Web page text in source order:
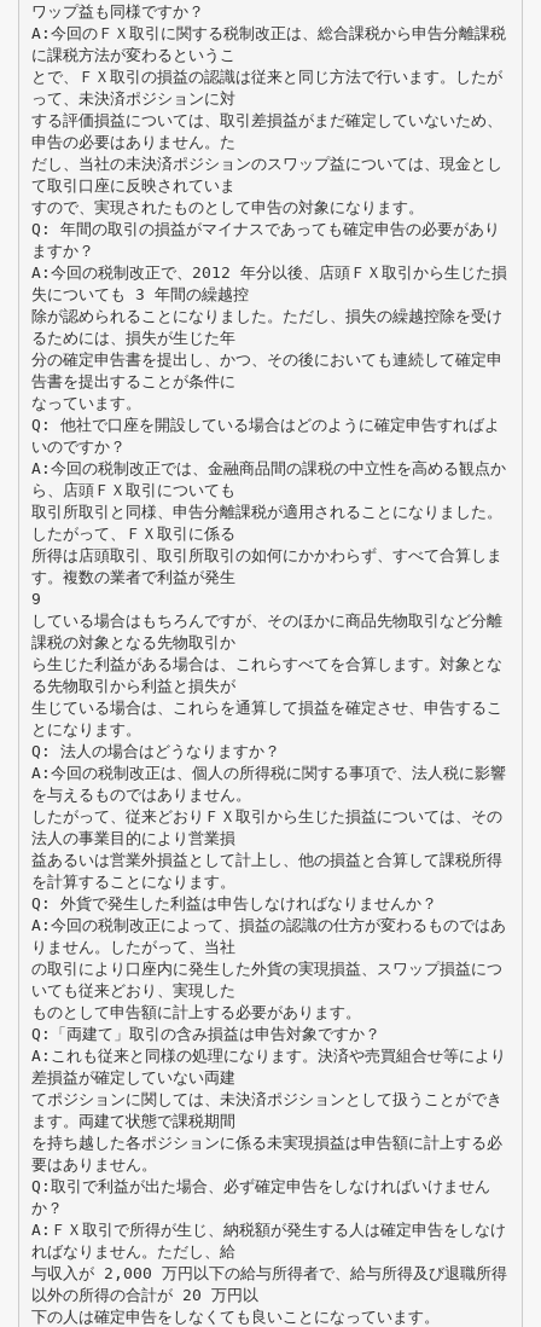
ワップ益も同様ですか？
A:今回のＦＸ取引に関する税制改正は、総合課税から申告分離課税
に課税方法が変わるというこ
とで、ＦＸ取引の損益の認識は従来と同じ方法で行います。したが
って、未決済ポジションに対
する評価損益については、取引差損益がまだ確定していないため、
申告の必要はありません。た
だし、当社の未決済ポジションのスワップ益については、現金とし
て取引口座に反映されていま
すので、実現されたものとして申告の対象になります。
Q: 年間の取引の損益がマイナスであっても確定申告の必要があり
ますか？
A:今回の税制改正で、2012 年分以後、店頭ＦＸ取引から生じた損
失についても 3 年間の繰越控
除が認められることになりました。ただし、損失の繰越控除を受け
るためには、損失が生じた年
分の確定申告書を提出し、かつ、その後においても連続して確定申
告書を提出することが条件に
なっています。
Q: 他社で口座を開設している場合はどのように確定申告すればよ
いのですか？
A:今回の税制改正では、金融商品間の課税の中立性を高める観点か
ら、店頭ＦＸ取引についても
取引所取引と同様、申告分離課税が適用されることになりました。
したがって、ＦＸ取引に係る
所得は店頭取引、取引所取引の如何にかかわらず、すべて合算しま
す。複数の業者で利益が発生
9
している場合はもちろんですが、そのほかに商品先物取引など分離
課税の対象となる先物取引か
ら生じた利益がある場合は、これらすべてを合算します。対象とな
る先物取引から利益と損失が
生じている場合は、これらを通算して損益を確定させ、申告するこ
とになります。
Q: 法人の場合はどうなりますか？
A:今回の税制改正は、個人の所得税に関する事項で、法人税に影響
を与えるものではありません。
したがって、従来どおりＦＸ取引から生じた損益については、その
法人の事業目的により営業損
益あるいは営業外損益として計上し、他の損益と合算して課税所得
を計算することになります。
Q: 外貨で発生した利益は申告しなければなりませんか？
A:今回の税制改正によって、損益の認識の仕方が変わるものではあ
りません。したがって、当社
の取引により口座内に発生した外貨の実現損益、スワップ損益につ
いても従来どおり、実現した
ものとして申告額に計上する必要があります。
Q:「両建て」取引の含み損益は申告対象ですか？
A:これも従来と同様の処理になります。決済や売買組合せ等により
差損益が確定していない両建
てポジションに関しては、未決済ポジションとして扱うことができ
ます。両建て状態で課税期間
を持ち越した各ポジションに係る未実現損益は申告額に計上する必
要はありません。
Q:取引で利益が出た場合、必ず確定申告をしなければいけません
か？
A:ＦＸ取引で所得が生じ、納税額が発生する人は確定申告をしなけ
ればなりません。ただし、給
与収入が 2,000 万円以下の給与所得者で、給与所得及び退職所得
以外の所得の合計が 20 万円以
下の人は確定申告をしなくても良いことになっています。